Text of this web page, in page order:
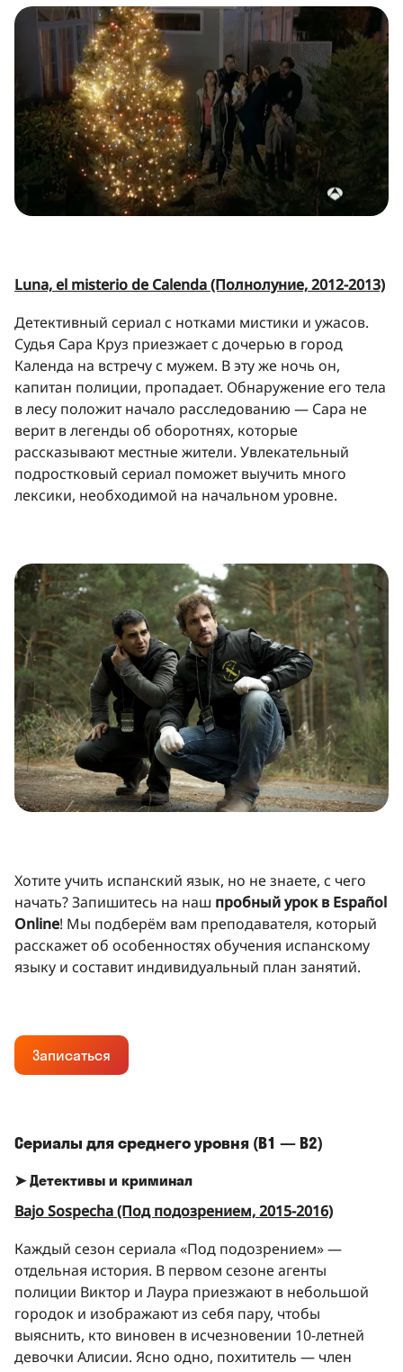
Luna, el misterio de Calenda (Полнолуние, 2012-2013)
Детективный сериал с нотками мистики и ужасов.
Судья Сара Круз приезжает с дочерью в город
Календа на встречу с мужем. В эту же ночь он,
капитан полиции, пропадает. Обнаружение его тела
в лесу положит начало расследованию — Сара не
верит в легенды об оборотнях, которые
рассказывают местные жители. Увлекательный
подростковый сериал поможет выучить много
лексики, необходимой на начальном уровне.
Хотите учить испанский язык, но не знаете, с чего
начать? Запишитесь на наш пробный урок в Español
Online! Мы подберём вам преподавателя, который
расскажет об особенностях обучения испанскому
языку и составит индивидуальный план занятий.
Записаться
Сериалы для среднего уровня (B1 — B2)
➤ Детективы и криминал
Bajo Sospecha (Под подозрением, 2015-2016)
Каждый сезон сериала «Под подозрением» —
отдельная история. В первом сезоне агенты
полиции Виктор и Лаура приезжают в небольшой
городок и изображают из себя пару, чтобы
выяснить, кто виновен в исчезновении 10-летней
девочки Алисии. Ясно одно, похититель — член